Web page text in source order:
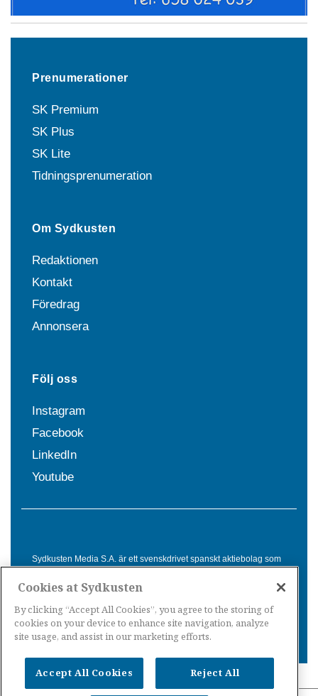
Prenumerationer
SK Premium
SK Plus
SK Lite
Tidningsprenumeration
Om Sydkusten
Redaktionen
Kontakt
Föredrag
Annonsera
Följ oss
Instagram
Facebook
LinkedIn
Youtube
Sydkusten Media S.A. är ett svenskdrivet spanskt aktiebolag som
Spanien. Genom nyhetsbevakning av hela Spanien, med bas på
informationsförmedling för svenskar i Spanien.
Cookies at Sydkusten
By clicking “Accept All Cookies”, you agree to the storing of
cookies on your device to enhance site navigation, analyze
site usage, and assist in our marketing efforts.
Accept All Cookies Reject All